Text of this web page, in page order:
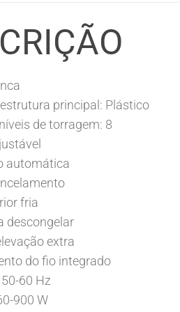
principal: Plástico
de torragem: 8
automática
fria
descongelar
extra
do fio integrado
60 Hz
900 W